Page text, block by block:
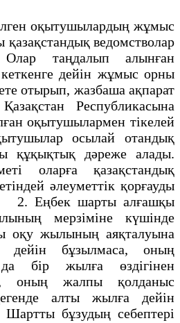
оқытушылардың жұмыс
ведомстволар
таңдалып алынған
дейiн жұмыс орны
отырып, жазбаша ақпарат
Республикасына
оқытушылармен тiкелей
осылай отандық
құқықтық дәреже алады.
оларға қазақстандық
әлеуметтiк қорғауды
2. Еңбек шарты алғашқы
мерзiмiне күшiнде
оқу жылының аяқталуына
дейiн бұзылмаса, оның
бiр жылға өздiгiнен
оның жалпы қолданыс
алты жылға дейiн
бұзудың себептерi